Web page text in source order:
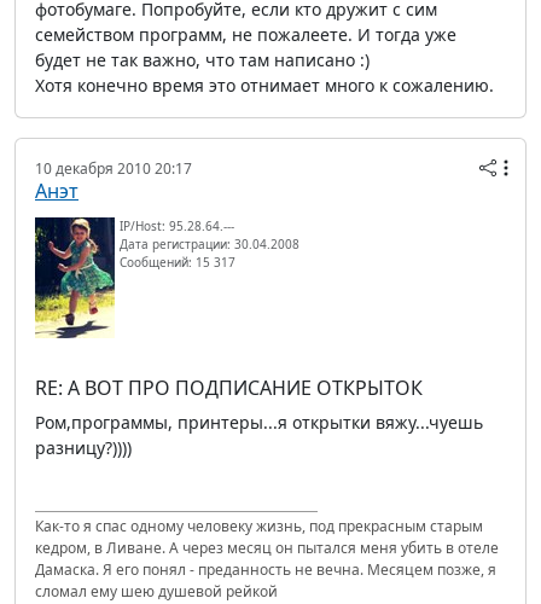
фотобумаге. Попробуйте, если кто дружит с сим
семейством программ, не пожалеете. И тогда уже
будет не так важно, что там написано :)
Хотя конечно время это отнимает много к сожалению.
10 декабря 2010 20:17
Анэт
IP/Host: 95.28.64.---
Дата регистрации: 30.04.2008
Сообщений: 15 317
RE: А ВОТ ПРО ПОДПИСАНИЕ ОТКРЫТОК
Ром,программы, принтеры...я открытки вяжу...чуешь
разницу?))))
Как-то я спас одному человеку жизнь, под прекрасным старым
кедром, в Ливане. А через месяц он пытался меня убить в отеле
Дамаска. Я его понял - преданность не вечна. Месяцем позже, я
сломал ему шею душевой рейкой